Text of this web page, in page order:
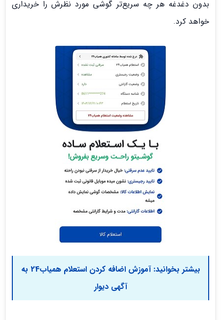
بدون دغدغه هر چه سریع‌تر گوشی مورد نظرش را خریداری
خواهد کرد.
بیشتر بخوانید:
آموزش اضافه کردن استعلام همیاب24 به
آگهی دیوار